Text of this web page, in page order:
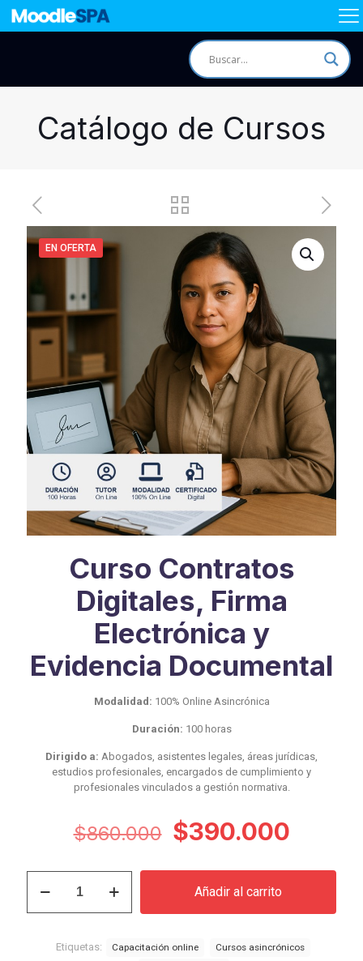
Catálogo de Cursos
EN OFERTA
Curso Contratos
Digitales, Firma
Electrónica y
Evidencia Documental
Modalidad: 100% Online Asincrónica
Duración: 100 horas
Dirigido a: Abogados, asistentes legales, áreas jurídicas,
estudios profesionales, encargados de cumplimiento y
profesionales vinculados a gestión normativa.
$860.000 El
original
era:
$390.000El
actual
Contratos
Añadir al carrito
Etiquetas: Capacitación online
Cursos asincrónicos